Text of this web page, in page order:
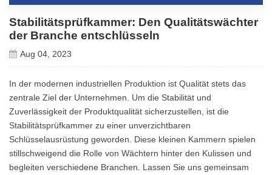
Stabilitätsprüfkammer: Den Qualitätswächter
der Branche entschlüsseln
Aug 04, 2023
In der modernen industriellen Produktion ist Qualität stets das
zentrale Ziel der Unternehmen. Um die Stabilität und
Zuverlässigkeit der Produktqualität sicherzustellen, ist die
Stabilitätsprüfkammer zu einer unverzichtbaren
Schlüsselausrüstung geworden. Diese kleinen Kammern spielen
stillschweigend die Rolle von Wächtern hinter den Kulissen und
begleiten verschiedene Branchen. Lassen Sie uns gemeinsam